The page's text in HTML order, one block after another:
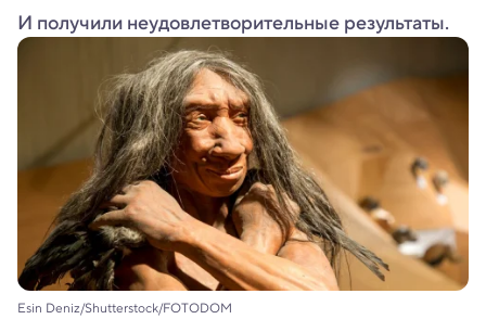
И получили неудовлетворительные результаты.
Esin Deniz/Shutterstock/FOTODOM